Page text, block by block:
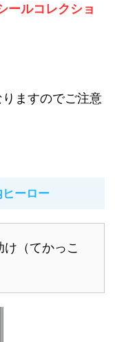
ールコレクショ
りますのでご注意
ヒーロー
（てかっこ